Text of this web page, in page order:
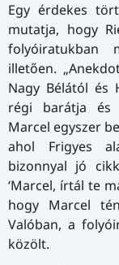
Egy érdekes
mutatja, hogy
folyóiratukban
illetően.
Nagy Bélától és
régi barátja és
Marcel egyszer
ahol Frigyes
bizonnyal jó
‘Marcel, írtál te
hogy Marcel
Valóban, a
közölt.